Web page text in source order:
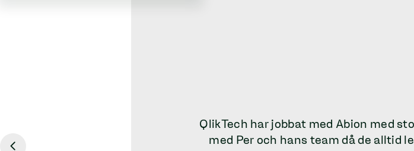
QlikTech har jobbat med Abion med
med Per och hans team då de alltid